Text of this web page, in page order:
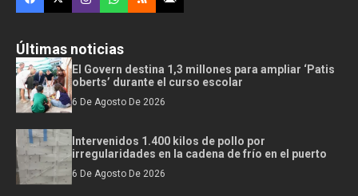
Últimas noticias
El Govern destina 1,3 millones para ampliar ‘Patis
oberts’ durante el curso escolar
6 De Agosto De 2026
Intervenidos 1.400 kilos de pollo por
irregularidades en la cadena de frío en el puerto
6 De Agosto De 2026